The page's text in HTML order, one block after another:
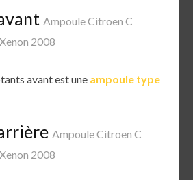
Ampoule Citroen C
2008
avant est une ampoule type
Ampoule Citroen C
2008